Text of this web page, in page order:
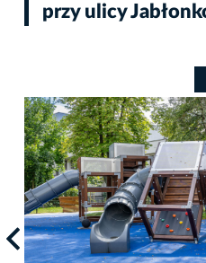
przy ulicy